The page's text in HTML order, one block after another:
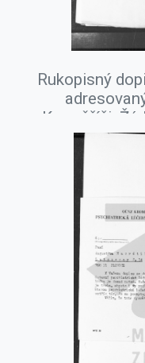
Rukopisný
Kroměříži.
ústavní
manžela